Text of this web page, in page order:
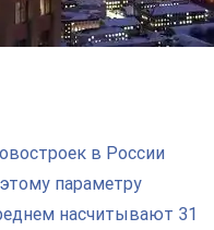
в России
параметру
насчитывают 31